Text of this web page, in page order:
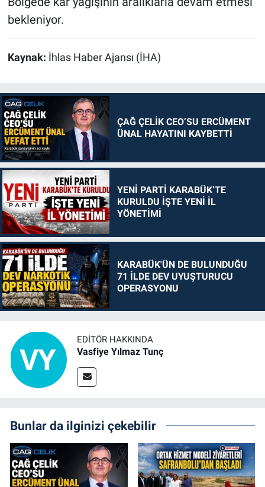
bekleniyor.
Kaynak: İhlas Haber Ajansı (İHA)
ÇAĞ ÇELİK CEO’SU ERCÜMENT
ÜNAL HAYATINI KAYBETTİ
YENİ PARTİ KARABÜK’TE
KURULDU İŞTE YENİ İL
YÖNETİMİ
KARABÜK'ÜN DE BULUNDUĞU
71 İLDE DEV UYUŞTURUCU
OPERASYONU
EDITÖR HAKKINDA
Vasfiye Yılmaz Tunç
Bunlar da ilginizi çekebilir